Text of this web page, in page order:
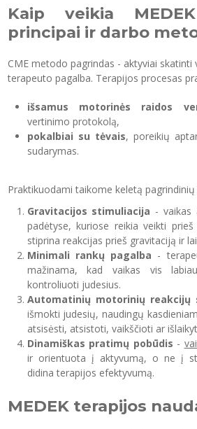
Kaip veikia
principai ir darbo
CME metodo pagrindas - aktyviai
terapeuto pagalba. Terapijos procesas
išsamus motorinės raidos
vertinimo protokolą,
pokalbiai su tėvais, poreikių
sudarymas.
Praktikuodami taikome keletą pagrindinių
Gravitacijos stimuliacija - vaikas
padėtyse, kuriose reikia veikti
stiprina reakcijas prieš gravitaciją ir
Minimali rankų pagalba -
mažinama, kad vaikas vis
kontroliuoti judesius.
Automatinių motorinių reakcijų
išmokti judesių, naudingų
atsisėsti, atsistoti, vaikščioti ar
Dinamiškas pratimų pobūdis -
ir orientuota į aktyvumą, o ne į
didina terapijos efektyvumą.
MEDEK terapijos